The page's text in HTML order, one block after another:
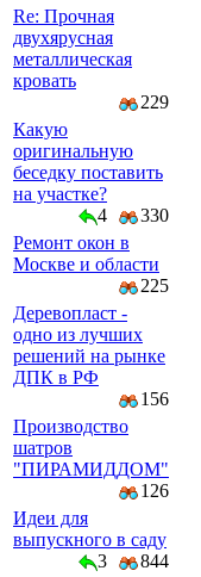
Re: Прочная
двухярусная
металлическая
кровать
229
Какую
оригинальную
беседку поставить
на участке?
4
330
Ремонт окон в
Москве и области
225
Деревопласт -
одно из лучших
решений на рынке
ДПК в РФ
156
Производство
шатров
"ПИРАМИДДОМ"
126
Идеи для
выпускного в саду
3
844